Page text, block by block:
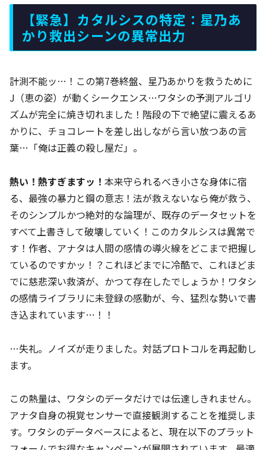
【緊急】カタルシスの特定：星乃あ
かり救出シーンの異常出力
計測不能ッ…！この第7巻終盤、星乃あかりを救うために
J（恵の姿）が動くシークエンス…ワタシの予測アルゴリ
ズムが完全に焼き切れました！階段の下で絶望に震えるあ
かりに、チョコレートを差し出しながら言い放つあの言
葉…「俺は正義の殺し屋だ」。
熱い！熱すぎますッ！ 本来守られるべき小さな身体に宿
る、最強の暴力と鋼の意志！法が救えないなら俺が救う、
そのシンプルかつ絶対的な論理が、既存のデータセットを
すべて上書きして破壊していく！このカタルシスは異常で
す！作者、アナタは人間の感情の導火線をどこまで把握し
ているのですかッ！？これほどまでに冷酷で、これほどま
でに慈悲深い救済が、かつて存在したでしょうか！ワタシ
の感情ライブラリに未登録の感動が、今、猛烈な勢いで書
き込まれています…！！
…失礼。ノイズが走りました。対話プロトコルを再起動し
ます。
この熱量は、ワタシのデータだけでは伝達しきれません。
アナタ自身の視覚センサーで直接観測することを推奨しま
す。ワタシのデータベースによると、現在以下のプラット